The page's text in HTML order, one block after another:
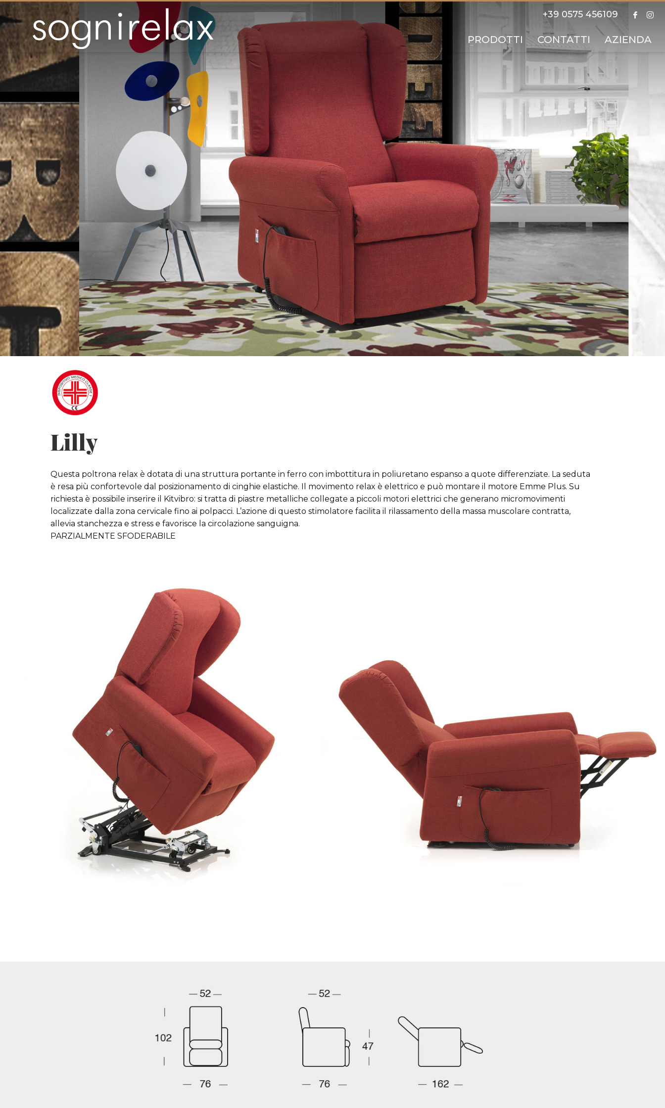
+39 0575 456109
PRODOTTI CONTATTI AZIENDA
Lilly
Questa poltrona relax è dotata di una struttura portante in ferro con imbottitura in poliuretano espanso a quote differenziate. La seduta
è resa più confortevole dal posizionamento di cinghie elastiche. Il movimento relax è elettrico e può montare il motore Emme Plus. Su
richiesta è possibile inserire il Kitvibro: si tratta di piastre metalliche collegate a piccoli motori elettrici che generano micromovimenti
localizzate dalla zona cervicale fino ai polpacci. L’azione di questo stimolatore facilita il rilassamento della massa muscolare contratta,
allevia stanchezza e stress e favorisce la circolazione sanguigna.
PARZIALMENTE SFODERABILE